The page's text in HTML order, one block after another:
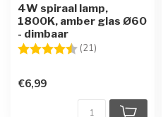
4W spiraal lamp,
1800K, amber glas Ø60
- dimbaar
Beoordeling: (21)
€6,99